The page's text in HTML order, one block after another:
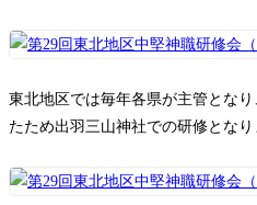
東北地区では毎年各県が主管とな
たため出羽三山神社での研修となり